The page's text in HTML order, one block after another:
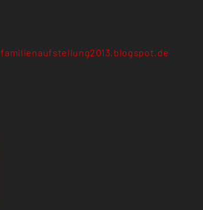
familienaufstellung2013.blogspot.de